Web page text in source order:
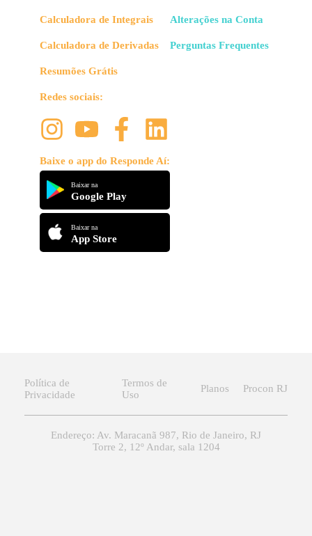
Calculadora de Integrais
Calculadora de Derivadas
Resumões Grátis
Redes sociais:
Baixe o app do Responde Aí:
Baixar na
Google Play
Baixar na
App Store
Alterações na Conta
Perguntas Frequentes
Política de
Privacidade
Termos de
Uso
Planos Procon RJ
Endereço: Av. Maracanã 987, Rio de Janeiro, RJ
Torre 2, 12º Andar, sala 1204